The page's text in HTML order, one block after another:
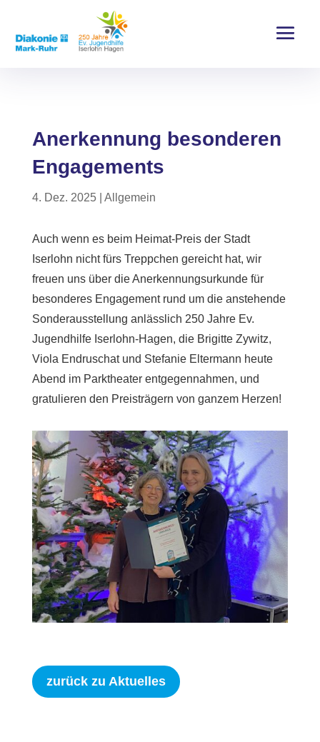
Anerkennung besonderen
Engagements
4. Dez. 2025| Allgemein
Auch wenn es beim Heimat-Preis der Stadt
Iserlohn nicht fürs Treppchen gereicht hat, wir
freuen uns über die Anerkennungsurkunde für
besonderes Engagement rund um die anstehende
Sonderausstellung anlässlich 250 Jahre Ev.
Jugendhilfe Iserlohn-Hagen, die Brigitte Zywitz,
Viola Endruschat und Stefanie Eltermann heute
Abend im Parktheater entgegennahmen, und
gratulieren den Preisträgern von ganzem Herzen!
zurück zu Aktuelles